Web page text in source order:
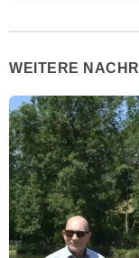
WEITERE